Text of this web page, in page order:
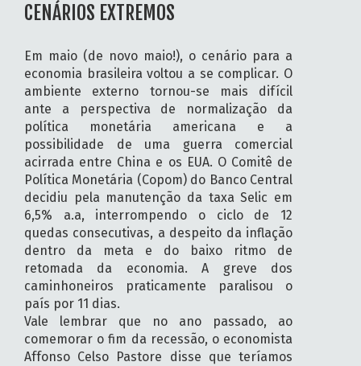
CENÁRIOS EXTREMOS
Em maio (de novo maio!), o cenário para a
economia brasileira voltou a se complicar. O
ambiente externo tornou-se mais difícil
ante a perspectiva de normalização da
política monetária americana e a
possibilidade de uma guerra comercial
acirrada entre China e os EUA. O Comitê de
Política Monetária (Copom) do Banco Central
decidiu pela manutenção da taxa Selic em
6,5% a.a, interrompendo o ciclo de 12
quedas consecutivas, a despeito da inflação
dentro da meta e do baixo ritmo de
retomada da economia. A greve dos
caminhoneiros praticamente paralisou o
país por 11 dias.
Vale lembrar que no ano passado, ao
comemorar o fim da recessão, o economista
Affonso Celso Pastore disse que teríamos